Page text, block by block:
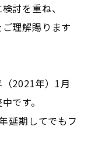
討を重ね、
理解賜ります
2021年）1月
です。
延期してでもフ